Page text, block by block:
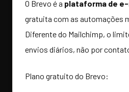
O Brevo é a plataforma de
gratuita com as automações
Diferente do Mailchimp, o
envios diários, não por
Plano gratuito do Brevo: